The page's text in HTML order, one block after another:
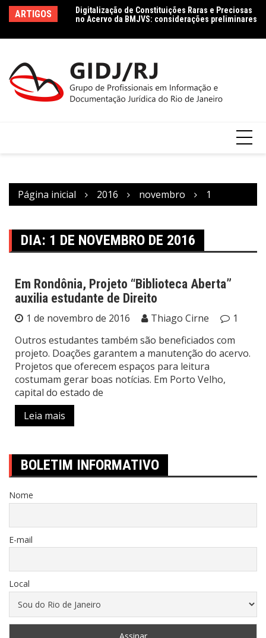
paraARTIGOSo acesso
de Dados
Digitalização de Constituições Raras e Preciosas
no Acervo da BMJVS: considerações preliminares
Página inicial 2016 novembro 1
DIA: 1 DE NOVEMBRO DE 2016
Notícias
Em Rondônia, Projeto “Biblioteca Aberta”
auxilia estudante de Direito
1 de novembro de 2016 Thiago Cirne
1
Outros estudantes também são beneficiados com
projeto. Doações garantem a manutenção do acervo.
Projetos que oferecem espaços para leitura
costumam gerar boas notícias. Em Porto Velho,
capital do estado de
Leia mais
BOLETIM INFORMATIVO
Nome
E-mail
Local